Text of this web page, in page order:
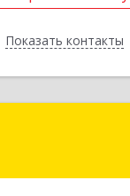
Показать контакты
Назад